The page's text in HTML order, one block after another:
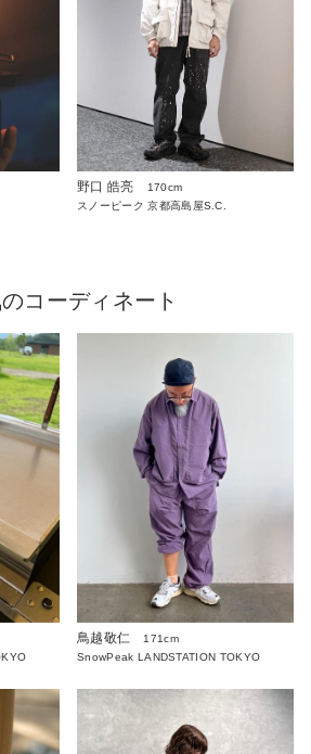
野口 皓亮
170cm
スノーピーク 京都高島屋S.C.
コーディネート
鳥越敬仁
171cm
SnowPeak LANDSTATION TOKYO